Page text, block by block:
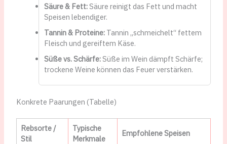
Säure & Fett:Säure reinigt das Fett und macht
Speisen lebendiger.
Tannin & Proteine:Tannin „schmeichelt“ fettem
Fleisch und gereiftem Käse.
Süße vs. Schärfe:Süße im Wein dämpft Schärfe;
trockene Weine können das Feuer verstärken.
Konkrete Paarungen (Tabelle)
Rebsorte /
Stil
Typische
Merkmale
Empfohlene Speisen